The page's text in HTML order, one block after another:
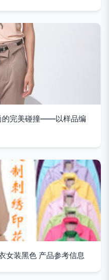
的完美碰撞——以样品编
女装黑色 产品参考信息